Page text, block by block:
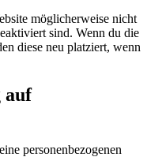
möglicherweise nicht
sind. Wenn du die
diese neu platziert, wenn
auf
personenbezogenen